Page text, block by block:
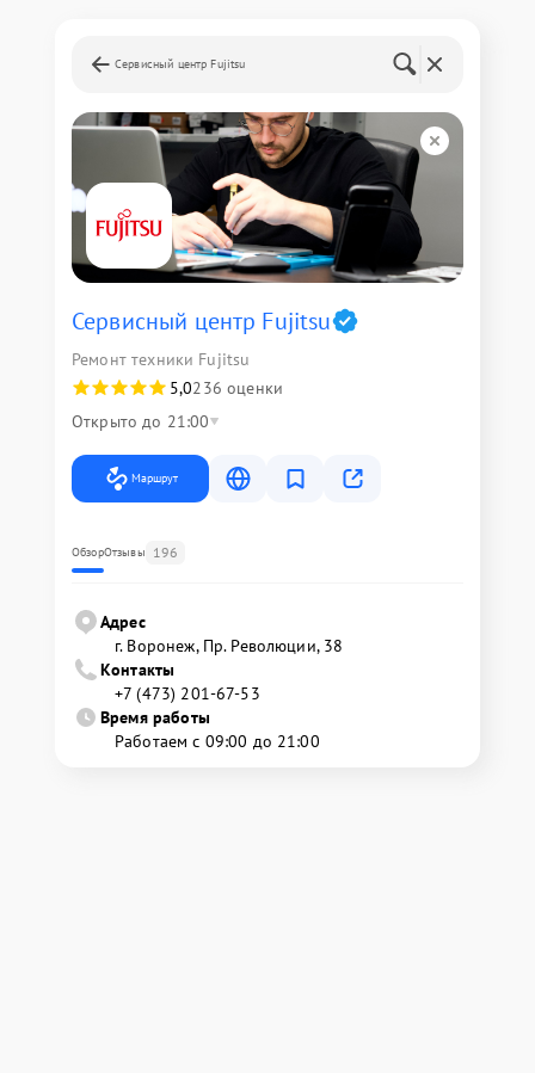
Сервисный центр Fujitsu
Сервисный центр Fujitsu
Ремонт техники Fujitsu
5,0236 оценки
Открыто до 21:00
Маршрут
ОбзорОтзывы 196
Адрес
г. Воронеж, Пр. Революции, 38
Контакты
+7 (473) 201-67-53
Время работы
Работаем с 09:00 до 21:00